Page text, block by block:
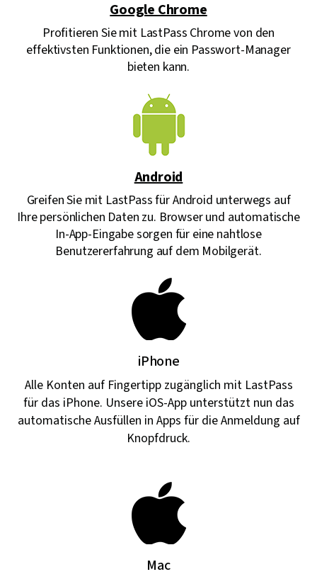
Google Chrome
Profitieren Sie mit LastPass Chrome von den
effektivsten Funktionen, die ein Passwort-Manager
bieten kann.
Android
Greifen Sie mit LastPass für Android unterwegs auf
Ihre persönlichen Daten zu. Browser und automatische
In-App-Eingabe sorgen für eine nahtlose
Benutzererfahrung auf dem Mobilgerät.
iPhone
Alle Konten auf Fingertipp zugänglich mit LastPass
für das iPhone. Unsere iOS-App unterstützt nun das
automatische Ausfüllen in Apps für die Anmeldung auf
Knopfdruck.
Mac